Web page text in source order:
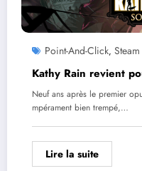
Point-And-Click, Steam
Kathy Rain revient
Neuf ans après le premier
mpérament bien trempé,…
Lire la suite